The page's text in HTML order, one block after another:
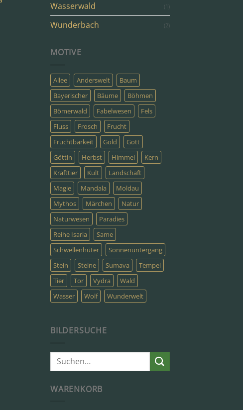
Wasserwald (1)
Wunderbach (2)
MOTIVE
Allee Anderswelt
Baum
Bayerischer
Bäume
Böhmen
Bömerwald
Fabelwesen
Fels
Fluss
Frosch
Frucht
Fruchtbarkeit
Gold
Gott
Göttin
Herbst Himmel
Kern
Krafttier
Kult
Landschaft
Magie
Mandala
Moldau
Mythos
Märchen
Natur
Naturwesen
Paradies
Reihe Isaria
Same
Schwellenhüter
Sonnenuntergang
Stein
Steine Sumava
Tempel
Tier
Tor Vydra
Wald
Wasser
Wolf Wunderwelt
BILDERSUCHE
Suche
WARENKORB